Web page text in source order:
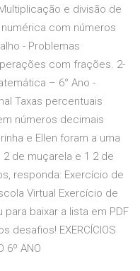
e divisão de
com números
- Problemas
com frações. 2-
– 6° Ano -
Taxas percentuais
números decimais
e Ellen foram a uma
de muçarela e 1 2 de
responda: Exercício de
Virtual Exercício de
baixar a lista em PDF
desafios! EXERCÍCIOS
6º ANO